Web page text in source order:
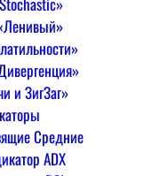
и ЗигЗаг»
Средние
ADX